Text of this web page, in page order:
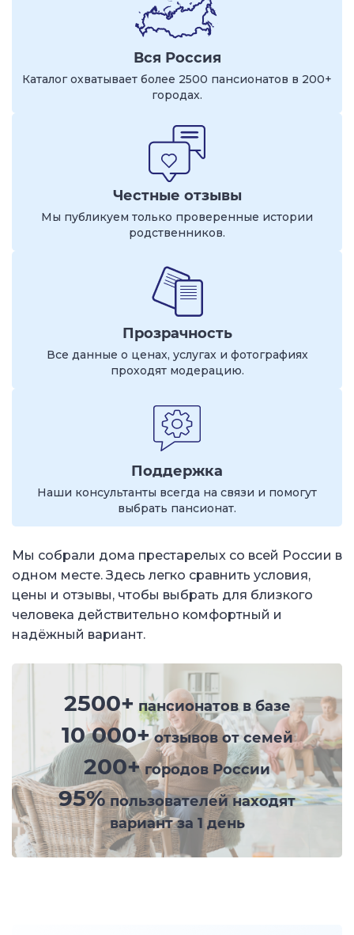
Вся Россия
Каталог охватывает более 2500 пансионатов в 200+
городах.
Честные отзывы
Мы публикуем только проверенные истории
родственников.
Прозрачность
Все данные о ценах, услугах и фотографиях
проходят модерацию.
Поддержка
Наши консультанты всегда на связи и помогут
выбрать пансионат.
Мы собрали дома престарелых со всей России в
одном месте. Здесь легко сравнить условия,
цены и отзывы, чтобы выбрать для близкого
человека действительно комфортный и
надёжный вариант.
2500+ пансионатов в базе
10 000+отзывов от семей
200+городов России
95%пользователей находят
вариант за 1 день